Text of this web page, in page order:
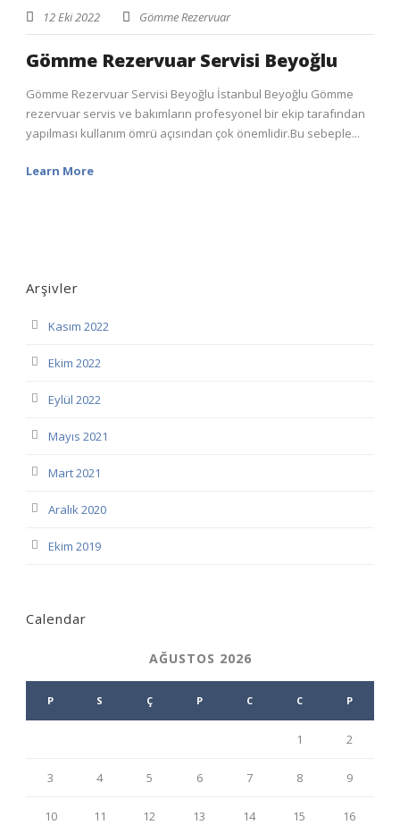
12 Eki 2022 Gömme Rezervuar
Gömme Rezervuar Servisi Beyoğlu
Gömme Rezervuar Servisi Beyoğlu İstanbul Beyoğlu Gömme
rezervuar servis ve bakımların profesyonel bir ekip tarafından
yapılması kullanım ömrü açısından çok önemlidir.Bu sebeple...
Learn More
Arşivler
Kasım 2022
Ekim 2022
Eylül 2022
Mayıs 2021
Mart 2021
Aralık 2020
Ekim 2019
Calendar
AĞUSTOS 2026
P S Ç P C C P
1 2
3 4 5 6 7 8 9
10 11 12 13 14 15 16